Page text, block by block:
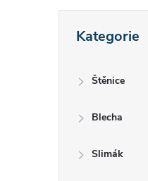
kategorie
Kategorie
Štěnice
Blecha
Slimák